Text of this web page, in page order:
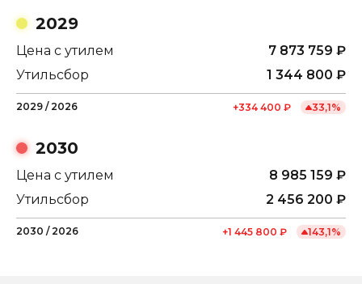
2029
Цена с утилем 7 873 759 ₽
Утильсбор
1 344 800 ₽
2029 / 2026 +334 400 ₽ 33,1%
2030
Цена с утилем 8 985 159 ₽
Утильсбор
2 456 200 ₽
2030 / 2026 +1 445 800 ₽ 143,1%